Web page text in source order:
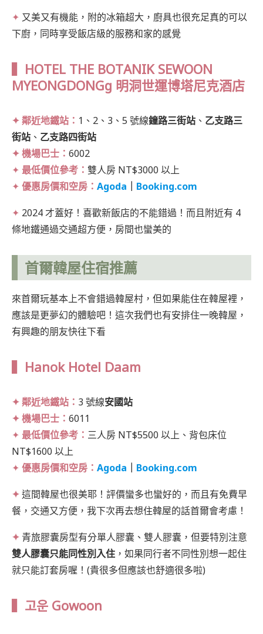
✦ 又美又有機能，附的冰箱超大，廚具也很充足真的可以
下廚，同時享受飯店級的服務和家的感覺
▍HOTEL THE BOTANIK SEWOON
MYEONGDONGg 明洞世運博塔尼克酒店
✦ 鄰近地鐵站： 1、2、3、5 號線鐘路三街站 、 乙支路三
街站 、 乙支路四街站
✦ 機場巴士： 6002
✦ 最低價位參考： 雙人房 NT$3000 以上
✦ 優惠房價和空房： Agoda Booking.com
✦ 2024 才蓋好！喜歡新飯店的不能錯過！而且附近有 4
條地鐵通過交通超方便，房間也蠻美的
首爾韓屋住宿推薦
來首爾玩基本上不會錯過韓屋村，但如果能住在韓屋裡，
應該是更夢幻的體驗吧！這次我們也有安排住一晚韓屋，
有興趣的朋友快往下看
▍Hanok Hotel Daam
✦ 鄰近地鐵站： 3 號線安國站
✦ 機場巴士： 6011
✦ 最低價位參考： 三人房 NT$5500 以上、背包床位
NT$1600 以上
✦ 優惠房價和空房： Agoda Booking.com
✦這間韓屋也很美耶！評價蠻多也蠻好的，而且有免費早
餐，交通又方便，我下次再去想住韓屋的話首爾會考慮！
✦ 青旅膠囊房型有分單人膠囊、雙人膠囊，但要特別注意
雙人膠囊只能同性別入住 ，如果同行者不同性別想一起住
就只能訂套房喔！(貴很多但應該也舒適很多啦)
▍고운 Gowoon